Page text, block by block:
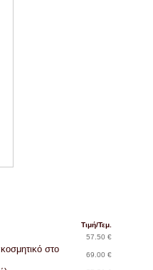
Τιμή/Τεμ.
57.50 €
στο
69.00 €